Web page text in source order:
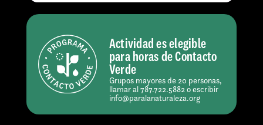
Actividad es elegible
para horas de Contacto
Verde
Grupos mayores de 20 personas,
llamar al 787.722.5882 o escribir
info@paralanaturaleza.org